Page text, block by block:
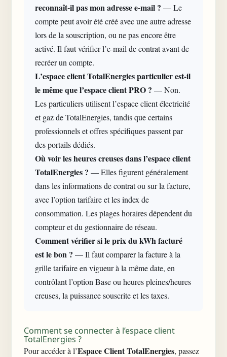
reconnaît-il pas mon adresse e-mail ? — Le
compte peut avoir été créé avec une autre adresse
lors de la souscription, ou ne pas encore être
activé. Il faut vérifier l’e-mail de contrat avant de
recréer un compte.
L’espace clientTotalEnergies particulier est-il
le même que l’espace client PRO ? — Non.
Les particuliers utilisent l’espace client électricité
et gaz de TotalEnergies, tandis que certains
professionnels et offres spécifiques passent par
des portails dédiés.
Où voir les heures creuses dans l’espace client
TotalEnergies ? — Elles figurent généralement
dans les informations de contrat ou sur la facture,
avec l’option tarifaire et les index de
consommation. Les plages horaires dépendent du
compteur et du gestionnaire de réseau.
Comment vérifier si le prix du kWh facturé
est le bon ? — Il faut comparer la facture à la
grille tarifaire en vigueur à la même date, en
contrôlant l’option Base ou heures pleines/heures
creuses, la puissance souscrite et les taxes.
Comment se connecter à l’espace client
TotalEnergies ?
Pour accéder à l’Espace Client TotalEnergies, passez